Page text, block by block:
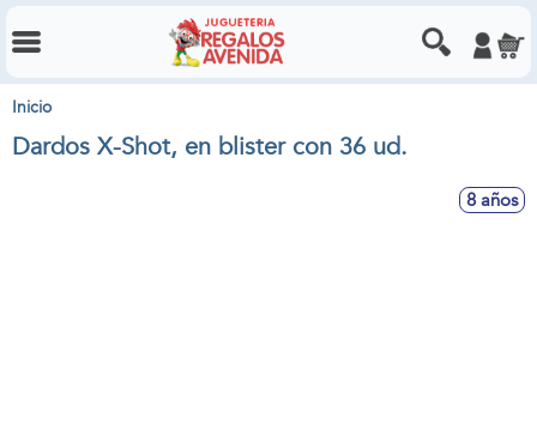
Inicio
Dardos X-Shot, en blister con 36 ud.
8 años